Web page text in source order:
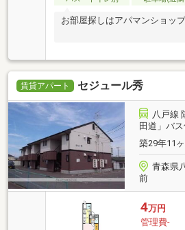
お部屋探しはアパマンショッ
賃貸アパート セジュール秀
八戸線
田道」バ
築29年11
青森県
前
4万円
管理費-